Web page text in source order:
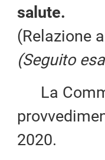
salute.
(Relazione
(Seguito
La
2020.